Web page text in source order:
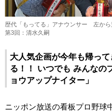
歴代「もってる」アナウンサー 左から
第3回：清水久嗣
大人気企画が今年も帰っ
る！！ いつでも みんなの
ョウアップナイター」
ニッポン放送の看板プロ野球